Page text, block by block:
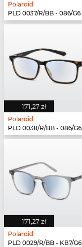
Polaroid
PLD 0037/R/BB - 086/G6
171,27 zł
Polaroid
PLD 0038/R/BB - 086/G6
171,27 zł
Polaroid
PLD 0029/R/BB - KB7/G6